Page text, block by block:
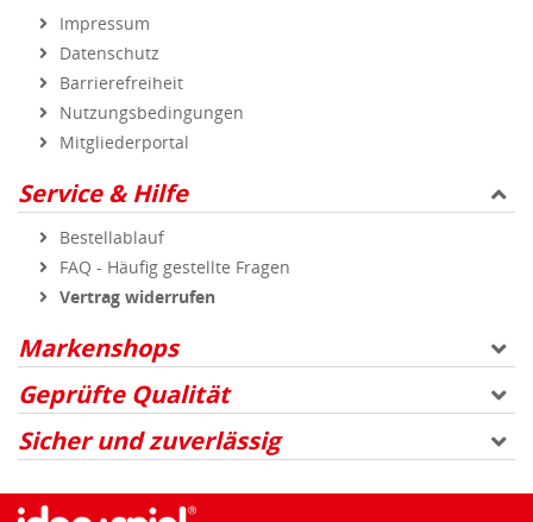
Impressum
Datenschutz
Barrierefreiheit
Nutzungsbedingungen
Mitgliederportal
Service & Hilfe
Bestellablauf
FAQ - Häufig gestellte Fragen
Vertrag widerrufen
Markenshops
Geprüfte Qualität
Sicher und zuverlässig